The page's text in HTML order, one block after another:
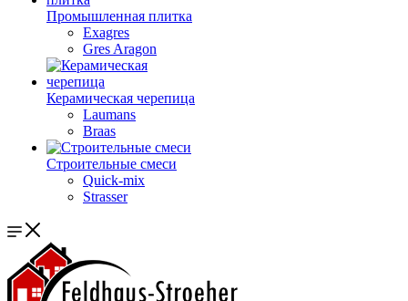
Промышленная плитка
Exagres
Gres Aragon
Керамическая черепица
Laumans
Braas
Строительные смеси
Quick-mix
Strasser